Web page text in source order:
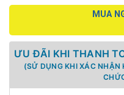
MUA
ƯU ĐÃI KHI THANH
(SỬ DỤNG KHI XÁC NHẬN